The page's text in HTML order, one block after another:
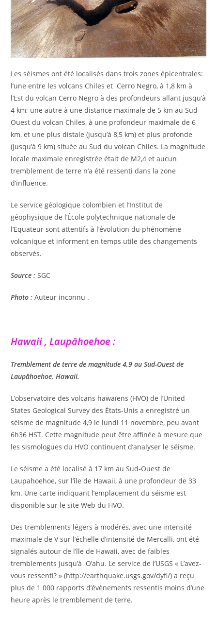
Les séismes ont été localisés dans trois zones épicentrales:
l’une entre les volcans Chiles et Cerro Negro, à 1,8 km à
l’Est du volcan Cerro Negro à des profondeurs allant jusqu’à
4 km; une autre à une distance maximale de 5 km au Sud-
Ouest du volcan Chiles, à une profondeur maximale de 6
km, et une plus distale (jusqu’à 8,5 km) et plus profonde
(jusqu’à 9 km) située au Sud du volcan Chiles. La magnitude
locale maximale enregistrée était de M2,4 et aucun
tremblement de terre n’a été ressenti dans la zone
d’influence.
Le service géologique colombien et l’Institut de
géophysique de l’École polytechnique nationale de
l’Equateur sont attentifs à l’évolution du phénomène
volcanique et informent en temps utile des changements
observés.
Source : SGC
Photo : Auteur inconnu .
Hawaii , Laupāhoehoe :
Tremblement de terre de magnitude 4,9 au Sud-Ouest de
Laupāhoehoe, Hawaii.
L’observatoire des volcans hawaïens (HVO) de l’United
States Geological Survey des États-Unis a enregistré un
séisme de magnitude 4,9 le lundi 11 novembre, peu avant
6h36 HST. Cette magnitude peut être affinée à mesure que
les sismologues du HVO continuent d’analyser le séisme.
Le séisme a été localisé à 17 km au Sud-Ouest de
Laupahoehoe, sur l’île de Hawaii, à une profondeur de 33
km. Une carte indiquant l’emplacement du séisme est
disponible sur le site Web du HVO.
Des tremblements légers à modérés, avec une intensité
maximale de V sur l’échelle d’intensité de Mercalli, ont été
signalés autour de l’île de Hawaii, avec de faibles
tremblements jusqu’à O’ahu. Le service de l’USGS « L’avez-
vous ressenti? » (http://earthquake.usgs.gov/dyfi/) a reçu
plus de 1 000 rapports d’évènements ressentis moins d’une
heure après le tremblement de terre.